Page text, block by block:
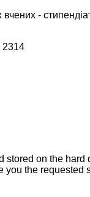
-
2314
stored on the
the